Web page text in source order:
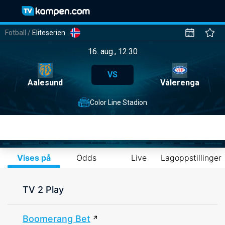
Fotball / Eliteserien
16. aug., 12:30
Aalesund
VS
Vålerenga
Color Line Stadion
Vises på Odds Live Lagoppstillinger
TV 2 Play
Boomerang Bet